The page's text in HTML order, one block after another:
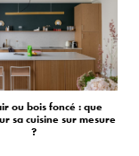
ou bois foncé : que
sa cuisine sur mesure
?